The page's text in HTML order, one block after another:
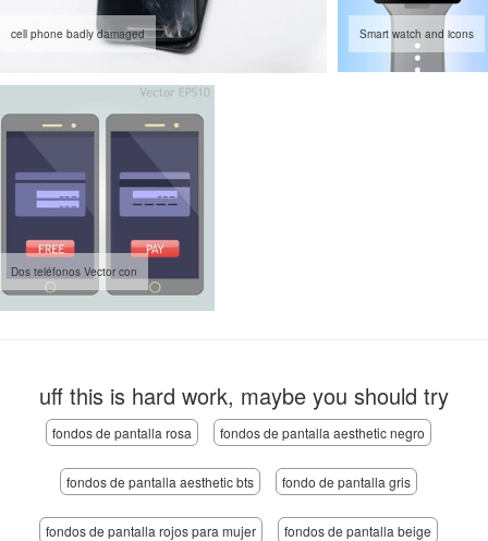
cell phone badly damaged Smart watch and icons
Dos teléfonos Vector con
uff this is hard work, maybe you should try
fondos de pantalla rosa fondos de pantalla aesthetic negro
fondos de pantalla aesthetic bts fondo de pantalla gris
fondos de pantalla rojos para mujer fondos de pantalla beige